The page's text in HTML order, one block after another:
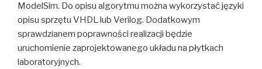
ModelSim. Do opisu algorytmu można wykorzystać języki
opisu sprzętu VHDL lub Verilog. Dodatkowym
sprawdzianem poprawności realizacji będzie
uruchomienie zaprojektowanego układu na płytkach
laboratoryjnych.